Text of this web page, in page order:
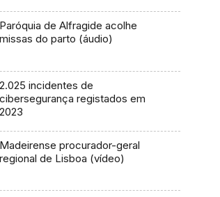
Paróquia de Alfragide acolhe
missas do parto (áudio)
2.025 incidentes de
cibersegurança registados em
2023
Madeirense procurador-geral
regional de Lisboa (vídeo)